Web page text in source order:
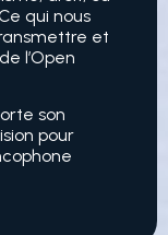
qui nous
et
l’Open
son
pour